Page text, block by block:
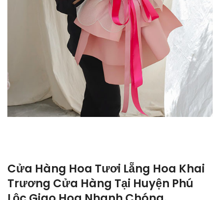
Cửa Hàng Hoa Tươi Lẵng Hoa Khai
Trương Cửa Hàng Tại Huyện Phú